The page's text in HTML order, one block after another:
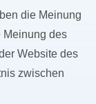
die Meinung
Meinung des
Website des
zwischen